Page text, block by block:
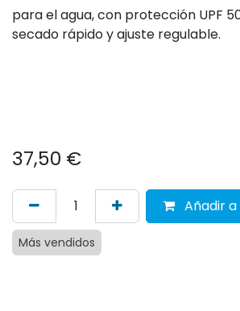
para el agua, con protección UPF
secado rápido y ajuste regulable.
37,50 €
Añadir
Más vendidos